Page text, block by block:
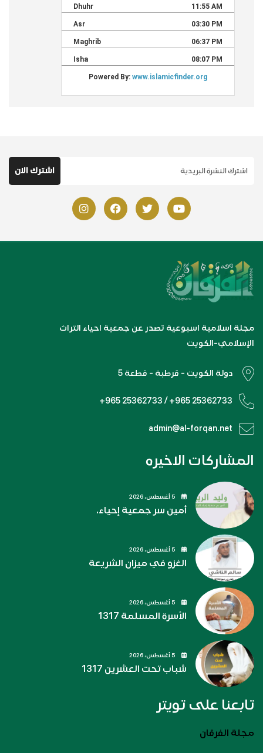
مجلة اسلامية اسبوعية تصدر عن جمعية احياء التراث
الإسلامي-الكويت
دولة الكويت - قرطبة - قطعة 5
+965 25362733 / +965 25362733
admin@al-forqan.net
المشاركات الاخيره
أمين سر جمعية إحياء.
الغزو في ميزان الشريعة
الأسرة المسلمة 1317
شباب تحت العشرين 1317
تابعنا على تويتر
مجلة الفرقان